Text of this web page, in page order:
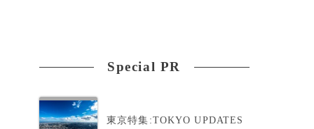
Special PR
東京特集:TOKYO UPDATES